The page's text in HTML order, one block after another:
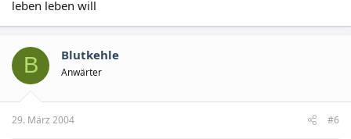
leben leben will
B Blutkehle
Anwärter
29. März 2004 #6